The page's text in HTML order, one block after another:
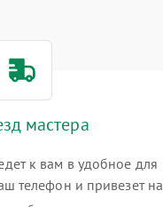
мастера
к вам в удобное для
телефон и привезет на